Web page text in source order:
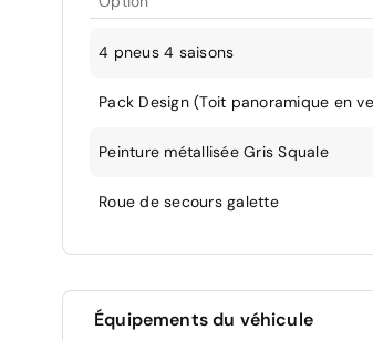
4 pneus 4 saisons
Pack Design (Toit panoramique en
Peinture métallisée Gris Squale
Roue de secours galette
Équipements du véhicule